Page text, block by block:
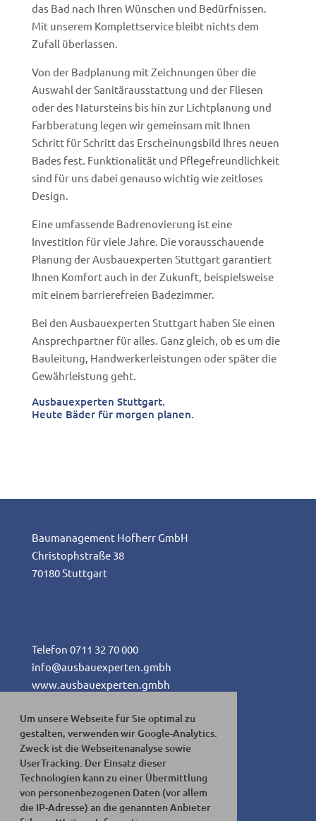
Um unsere Webseite für Sie optimal zu
gestalten, verwenden wir Google-Analytics.
Zweck ist die Webseitenanalyse sowie
UserTracking. Der Einsatz dieser
Technologien kann zu einer Übermittlung
von personenbezogenen Daten (vor allem
die IP-Adresse) an die genannten Anbieter
das Bad nach Ihren Wünschen und Bedürfnissen.
Mit unserem Komplettservice bleibt nichts dem
Zufall überlassen.
Von der Badplanung mit Zeichnungen über die
Auswahl der Sanitärausstattung und der Fliesen
oder des Natursteins bis hin zur Lichtplanung und
Farbberatung legen wir gemeinsam mit Ihnen
Schritt für Schritt das Erscheinungsbild Ihres neuen
Bades fest. Funktionalität und Pflegefreundlichkeit
sind für uns dabei genauso wichtig wie zeitloses
Design.
Eine umfassende Badrenovierung ist eine
Investition für viele Jahre. Die vorausschauende
Planung der Ausbauexperten Stuttgart garantiert
Ihnen Komfort auch in der Zukunft, beispielsweise
mit einem barrierefreien Badezimmer.
Bei den Ausbauexperten Stuttgart haben Sie einen
Ansprechpartner für alles. Ganz gleich, ob es um die
Bauleitung, Handwerkerleistungen oder später die
Gewährleistung geht.
Ausbauexperten Stuttgart.
Heute Bäder für morgen planen.
Baumanagement Hofherr GmbH
Christophstraße 38
70180 Stuttgart
Telefon 0711 32 70 000
info@ausbauexperten.gmbh
www.ausbauexperten.gmbh
Impressum
Datenschutz
Haftungsausschluss